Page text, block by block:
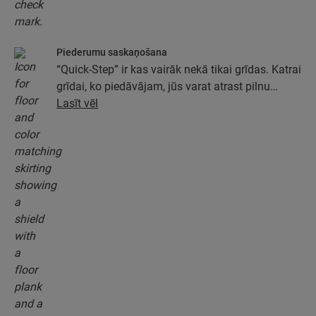
Piederumu saskaņošana
“Quick-Step” ir kas vairāk nekā tikai grīdas. Katrai
grīdai, ko piedāvājam, jūs varat atrast pilnu
piederumu kolekciju, tostarp pamatus, apdares
Lasīt vēl